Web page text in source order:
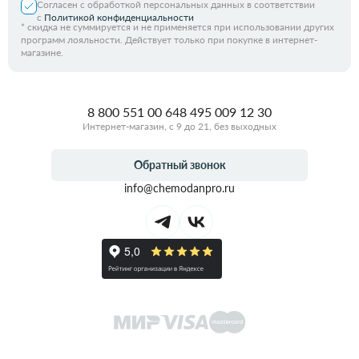
Согласен с обработкой персональных данных в соответствии
с Политикой конфиденциальности
* скидка не суммируется и не применяется при использовании других
программ лояльности. Действует только при покупке в интернет-
магазине.
8 800 551 00 648 495 009 12 30
Интернет-магазин, с 9 до 21, без выходных
Обратный звонок
info@chemodanpro.ru